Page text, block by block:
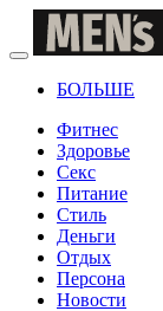
БОЛЬШЕ
Фитнес
Здоровье
Секс
Питание
Стиль
Деньги
Отдых
Персона
Новости